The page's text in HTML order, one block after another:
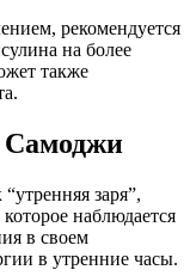
рекомендуется
на более
также
Самоджи
заря”,
наблюдается
в своем
в утренние часы.